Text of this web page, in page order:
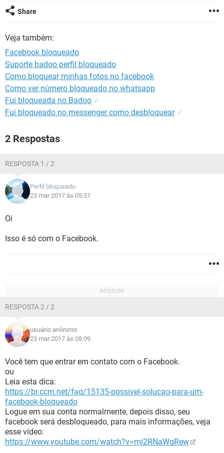
GUIA DE COMPRAS
Share
Veja também:
Facebook bloqueado
Suporte badoo perfil bloqueado
Como bloquear minhas fotos no facebook
Como ver número bloqueado no whatsapp
Fui bloqueada no Badoo ✓
Fui bloqueado no messenger como desbloquear ✓
2 Respostas
RESPOSTA 1 / 2
Perfil bloqueado
23 mar 2017 às 05:51
Oi
Isso é só com o Facebook.
RESPOSTA 2 / 2
usuário anônimo
23 mar 2017 às 08:09
Você tem que entrar em contato com o Facebook.
ou
Leia esta dica:
https://br.ccm.net/faq/15135-possivel-solucao-para-um-
facebook-bloqueado
Logue em sua conta normalmente, depois disso, seu
facebook será desbloqueado, para mais informações, veja
esse vídeo:
https://www.youtube.com/watch?v=mj2RNaWgRew